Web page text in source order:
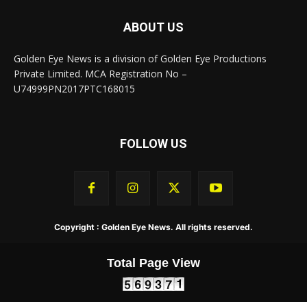
ABOUT US
Golden Eye News is a division of Golden Eye Productions
Private Limited. MCA Registration No –
U74999PN2017PTC168015
FOLLOW US
Copyright : Golden Eye News. All rights reserved.
Total Page View